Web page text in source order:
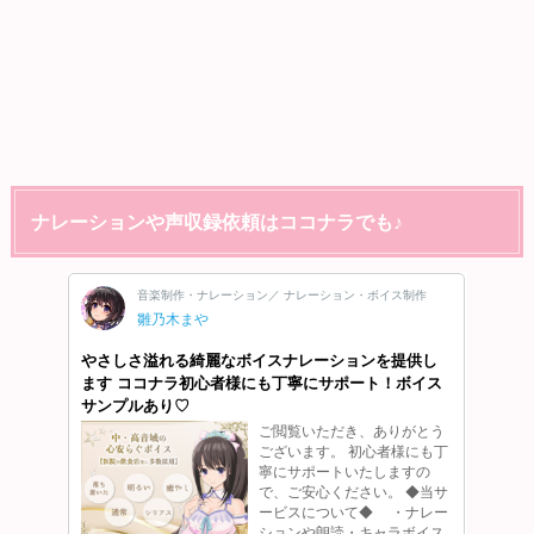
ナレーションや声収録依頼はココナラでも♪